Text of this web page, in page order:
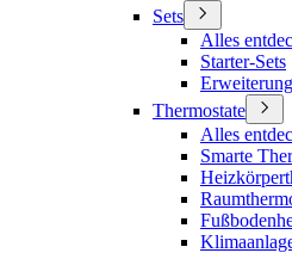
Sets
Alles
Starter-Sets
Thermostate
Alles
Smarte